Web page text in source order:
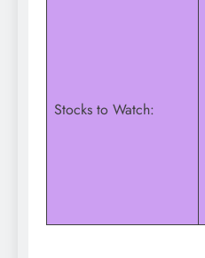
Stocks to Watch: